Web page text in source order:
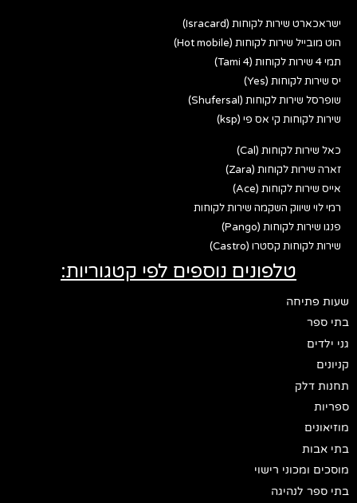
ישראכארט שירות לקוחות (Isracard)
הוט מובייל שירות לקוחות (Hot mobile)
תמי 4 שירות לקוחות (Tami 4)
יס שירות לקוחות (Yes)
שופרסל שירות לקוחות (Shufersal)
שירות לקוחות קי אס פי (ksp)
כאל שירות לקוחות (Cal)
זארה שירות לקוחות (Zara)
אייס שירות לקוחות (Ace)
רמי לוי שיווק השקמה שירות לקוחות
פנגו שירות לקוחות (Pango)
שירות לקוחות קסטרו (Castro)
טלפונים נוספים לפי קטגוריות:
שעות פתיחה
בתי ספר
גני ילדים
קניונים
תחנות דלק
ספריות
מוזיאונים
בתי אבות
מוסכים ומכוני רישוי
בתי ספר לנהיגה